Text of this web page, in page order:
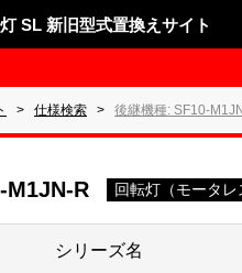
SL 新旧型式置換えサイト
仕様検索 後継機種: SF10-
M1JN-R 回転灯（モータレ
シリーズ名